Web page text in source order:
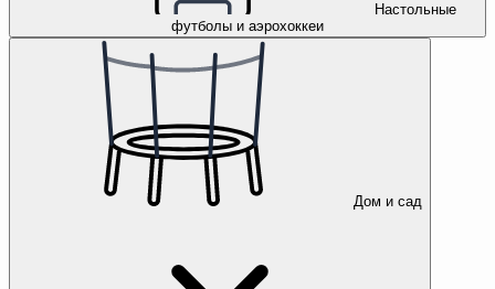
Настольные
футболы и аэрохоккеи
Дом и сад